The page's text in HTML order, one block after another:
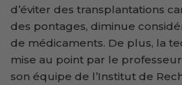
d’éviter des transplantations
des pontages, diminue
de médicaments. De plus, la
mise au point par le
son équipe de l’Institut de